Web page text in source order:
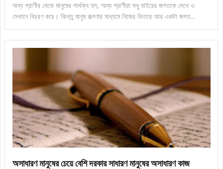
অন্য প্রাণীর থেকে মানুষের পার্থক্য হল, অন্য প্রাণীরা শুধু বাইরের জগতকে দেখে ও
সেখানে বিচরণ করে। কিন্তু মানুষ কল্পণার মাধ্যমে নিজের ভিতরে আর একটা জগত...
অসাধারণ মানুষের চেয়ে বেশি দরকার সাধারণ মানুষের অসাধারণ কাজ